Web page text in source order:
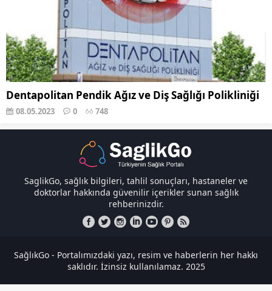
Dentapolitan Pendik Ağız ve Diş Sağlığı Polikliniği
08.05.2023 0 748
SaglikGo, sağlık bilgileri, tahlil sonuçları, hastaneler ve
doktorlar hakkında güvenilir içerikler sunan sağlık
rehberinizdir.
SağlıkGo - Portalımızdaki yazı, resim ve haberlerin her hakkı
saklıdır. İzinsiz kullanılamaz. 2025